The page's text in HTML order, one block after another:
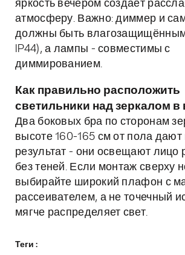
яркость вечером создаёт
атмосферу. Важно: диммер и
должны быть
IP44), а лампы - совместимы с
диммированием.
Как правильно расположить
светильники над зеркалом в
Два боковых бра по сторонам
высоте 160-165 см от пола
результат - они освещают лицо
без теней. Если монтаж сверху
выбирайте широкий плафон с
рассеивателем, а не точечный
мягче распределяет свет.
Теги :